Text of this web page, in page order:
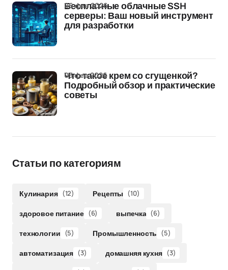
Бесплатные облачные SSH
серверы: Ваш новый инструмент
для разработки
06 фев 2026
Что такое крем со сгущенкой?
Подробный обзор и практические
советы
05 фев 2026
Статьи по категориям
Кулинария (12) Рецепты (10)
здоровое питание (6) выпечка (6)
технологии (5) Промышленность (5)
автоматизация (3) домашняя кухня (3)